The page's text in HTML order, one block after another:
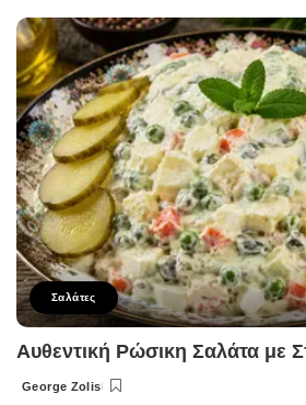
Σαλάτες
Αυθεντική Ρώσικη Σαλάτα με
Posted
George Zolis